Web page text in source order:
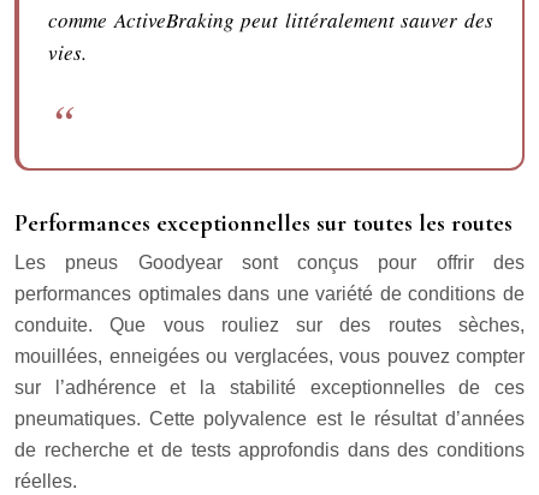
comme ActiveBraking peut littéralement sauver des
vies.
Performances exceptionnelles sur toutes les routes
Les pneus Goodyear sont conçus pour offrir des
performances optimales dans une variété de conditions de
conduite. Que vous rouliez sur des routes sèches,
mouillées, enneigées ou verglacées, vous pouvez compter
sur l’adhérence et la stabilité exceptionnelles de ces
pneumatiques. Cette polyvalence est le résultat d’années
de recherche et de tests approfondis dans des conditions
réelles.